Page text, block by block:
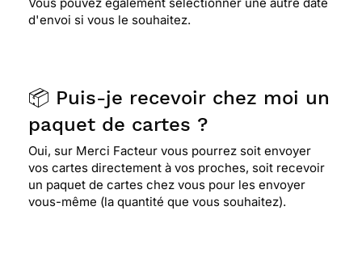
d'envoi si vous le souhaitez.
📦 Puis-je recevoir chez moi un
paquet de cartes ?
Oui, sur Merci Facteur vous pourrez soit envoyer
vos cartes directement à vos proches, soit recevoir
un paquet de cartes chez vous pour les envoyer
vous-même (la quantité que vous souhaitez).